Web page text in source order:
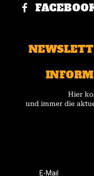
Hier
und immer die